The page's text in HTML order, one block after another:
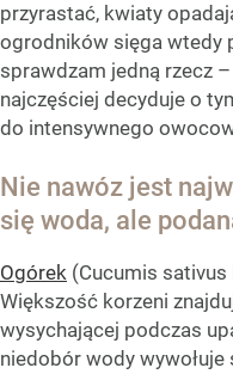
przyrastać, kwiaty
ogrodników sięga wtedy
sprawdzam jedną rzecz
najczęściej decyduje o
do intensywnego
Nie nawóz jest
się woda, ale
Ogórek (Cucumis sativus
Większość korzeni
wysychającej podczas
niedobór wody